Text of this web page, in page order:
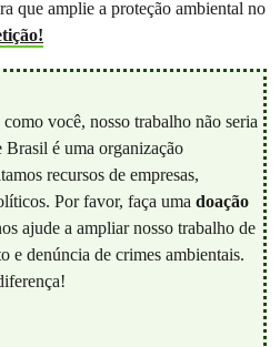
que amplie a proteção ambiental no
como você, nosso trabalho não seria
é uma organização
recursos de empresas,
Por favor, faça uma doação
ajude a ampliar nosso trabalho de
e denúncia de crimes ambientais.